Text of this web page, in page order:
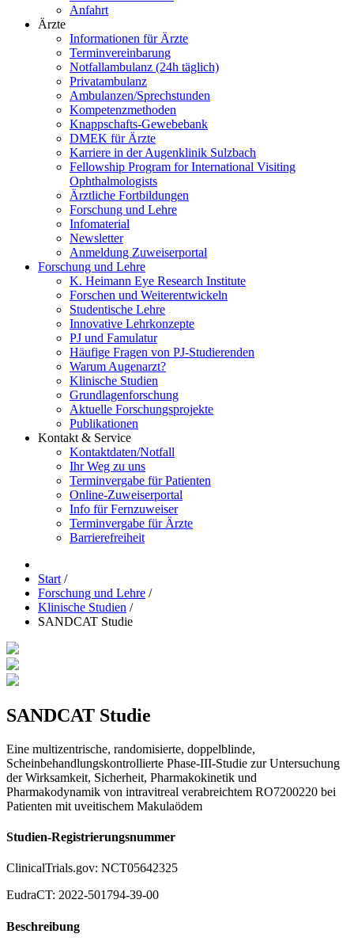
Anfahrt
Ärzte
Informationen für Ärzte
Terminvereinbarung
Notfallambulanz (24h täglich)
Privatambulanz
Ambulanzen/Sprechstunden
Kompetenzmethoden
Knappschafts-Gewebebank
DMEK für Ärzte
Karriere in der Augenklinik Sulzbach
Fellowship Program for International Visiting
Ophthalmologists
Ärztliche Fortbildungen
Forschung und Lehre
Infomaterial
Newsletter
Anmeldung Zuweiserportal
Forschung und Lehre
K. Heimann Eye Research Institute
Forschen und Weiterentwickeln
Studentische Lehre
Innovative Lehrkonzepte
PJ und Famulatur
Häufige Fragen von PJ-Studierenden
Warum Augenarzt?
Klinische Studien
Grundlagenforschung
Aktuelle Forschungsprojekte
Publikationen
Kontakt & Service
Kontaktdaten/Notfall
Ihr Weg zu uns
Terminvergabe für Patienten
Online-Zuweiserportal
Info für Fernzuweiser
Terminvergabe für Ärzte
Barrierefreiheit
Start /
Forschung und Lehre /
Klinische Studien /
SANDCAT Studie
SANDCAT Studie
Eine multizentrische, randomisierte, doppelblinde,
Scheinbehandlungskontrollierte Phase-III-Studie zur Untersuchung
der Wirksamkeit, Sicherheit, Pharmakokinetik und
Pharmakodynamik von intravitreal verabreichtem RO7200220 bei
Patienten mit uveitischem Makulaödem
Studien-Registrierungsnummer
ClinicalTrials.gov: NCT05642325
EudraCT: 2022-501794-39-00
Beschreibung